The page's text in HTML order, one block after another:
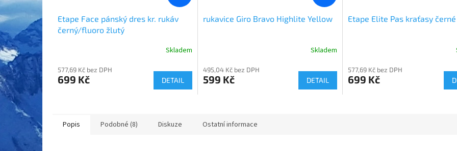
Etape Face pánský dres kr. rukáv
černý/fluoro žlutý
Skladem
577,69 Kč bez DPH
699 Kč DETAIL
rukavice Giro Bravo Highlite Yellow
Skladem
495,04 Kč bez DPH
599 Kč DETAIL
Etape Elite Pas kraťasy černé
577,69 Kč bez DPH
699 Kč
Popis Podobné (8) Diskuze Ostatní informace